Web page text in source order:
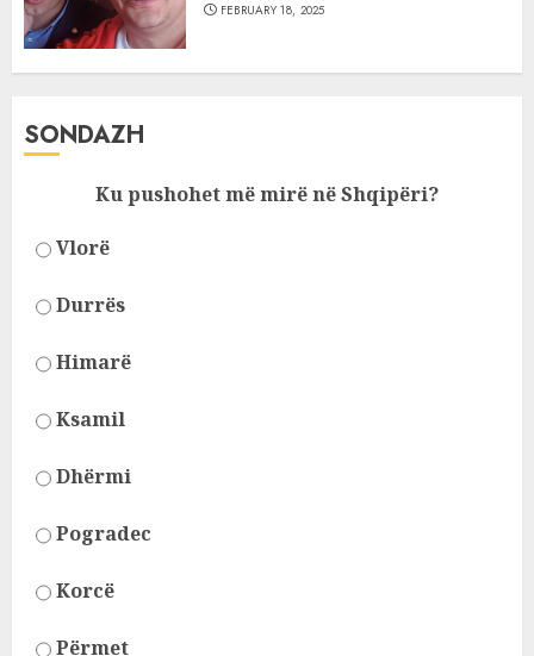
FEBRUARY 18, 2025
SONDAZH
Ku pushohet më mirë në Shqipëri?
Vlorë
Durrës
Himarë
Ksamil
Dhërmi
Pogradec
Korcë
Përmet